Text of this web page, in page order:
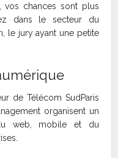
vos chances sont plus
dans le secteur du
le jury ayant une petite
de Télécom SudParis
organisent un
web, mobile et du